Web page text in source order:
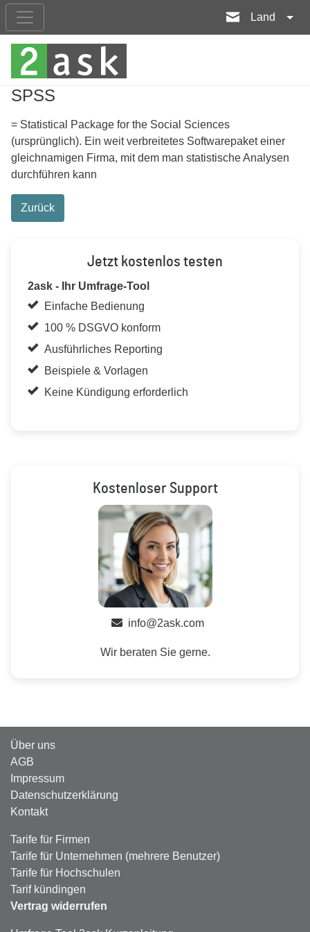
Land
SPSS
= Statistical Package for the Social Sciences
(ursprünglich). Ein weit verbreitetes Softwarepaket einer
gleichnamigen Firma, mit dem man statistische Analysen
durchführen kann
Zurück
Jetzt kostenlos testen
2ask - Ihr Umfrage-Tool
Einfache Bedienung
100 % DSGVO konform
Ausführliches Reporting
Beispiele & Vorlagen
Keine Kündigung erforderlich
Kostenloser Support
info@2ask.com
Wir beraten Sie gerne.
Über uns
AGB
Impressum
Datenschutzerklärung
Kontakt
Tarife für Firmen
Tarife für Unternehmen (mehrere Benutzer)
Tarife für Hochschulen
Tarif kündingen
Vertrag widerrufen